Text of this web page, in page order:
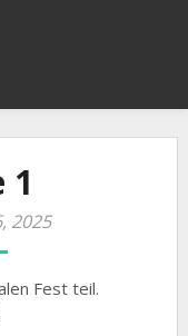
1
2025
Fest teil.